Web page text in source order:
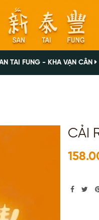
TAI FUNG - KHA VẠN CÂN
CẢI